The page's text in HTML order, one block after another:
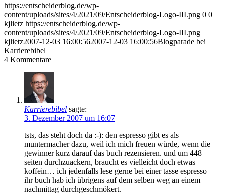
https://entscheiderblog.de/wp-
content/uploads/sites/4/2021/09/Entscheiderblog-Logo-III.png 0 0
kjlietz https://entscheiderblog.de/wp-
content/uploads/sites/4/2021/09/Entscheiderblog-Logo-III.png
kjlietz2007-12-03 16:00:562007-12-03 16:00:56Blogparade bei
Karrierebibel
4 Kommentare
Karrierebibel sagte:
3. Dezember 2007 um 16:07
tsts, das steht doch da :-): den espresso gibt es als
muntermacher dazu, weil ich mich freuen würde, wenn die
gewinner kurz darauf das buch rezensieren. und um 448
seiten durchzuackern, braucht es vielleicht doch etwas
koffein… ich jedenfalls lese gerne bei einer tasse espresso –
ihr buch hab ich übrigens auf dem selben weg an einem
nachmittag durchgeschmökert.